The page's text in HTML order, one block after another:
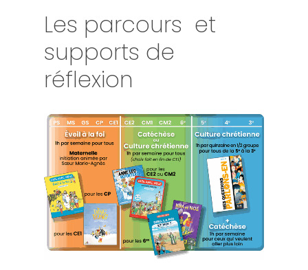
Les parcours et
supports de
réflexion